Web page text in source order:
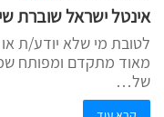
אינטל ישראל שוברת
לטובת מי שלא יודע/ת או
מאוד מתקדם ומפותח
של…